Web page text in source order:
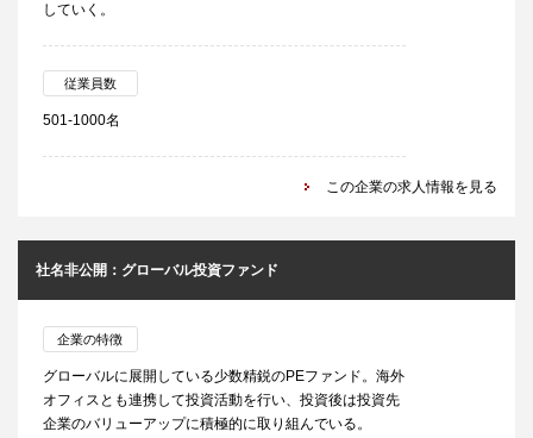
していく。
従業員数
501-1000名
この企業の求人情報を見る
社名非公開：グローバル投資ファンド
企業の特徴
グローバルに展開している少数精鋭のPEファンド。海外
オフィスとも連携して投資活動を行い、投資後は投資先
企業のバリューアップに積極的に取り組んでいる。